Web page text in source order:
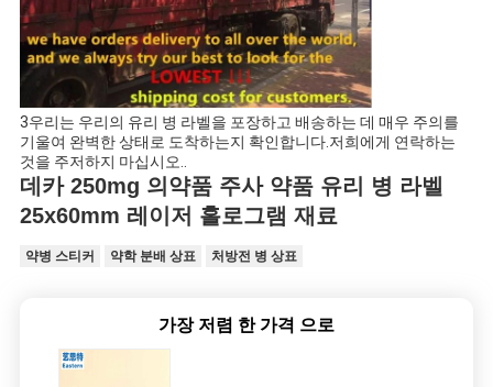
3우리는 우리의 유리 병 라벨을 포장하고 배송하는 데 매우 주의를
기울여 완벽한 상태로 도착하는지 확인합니다.저희에게 연락하는
것을 주저하지 마십시오..
데카 250mg 의약품 주사 약품 유리 병 라벨
25x60mm 레이저 홀로그램 재료
약병 스티커 약학 분배 상표 처방전 병 상표
가장 저렴 한 가격 으로